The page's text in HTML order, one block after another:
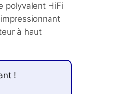
polyvalent HiFi
à haut
!